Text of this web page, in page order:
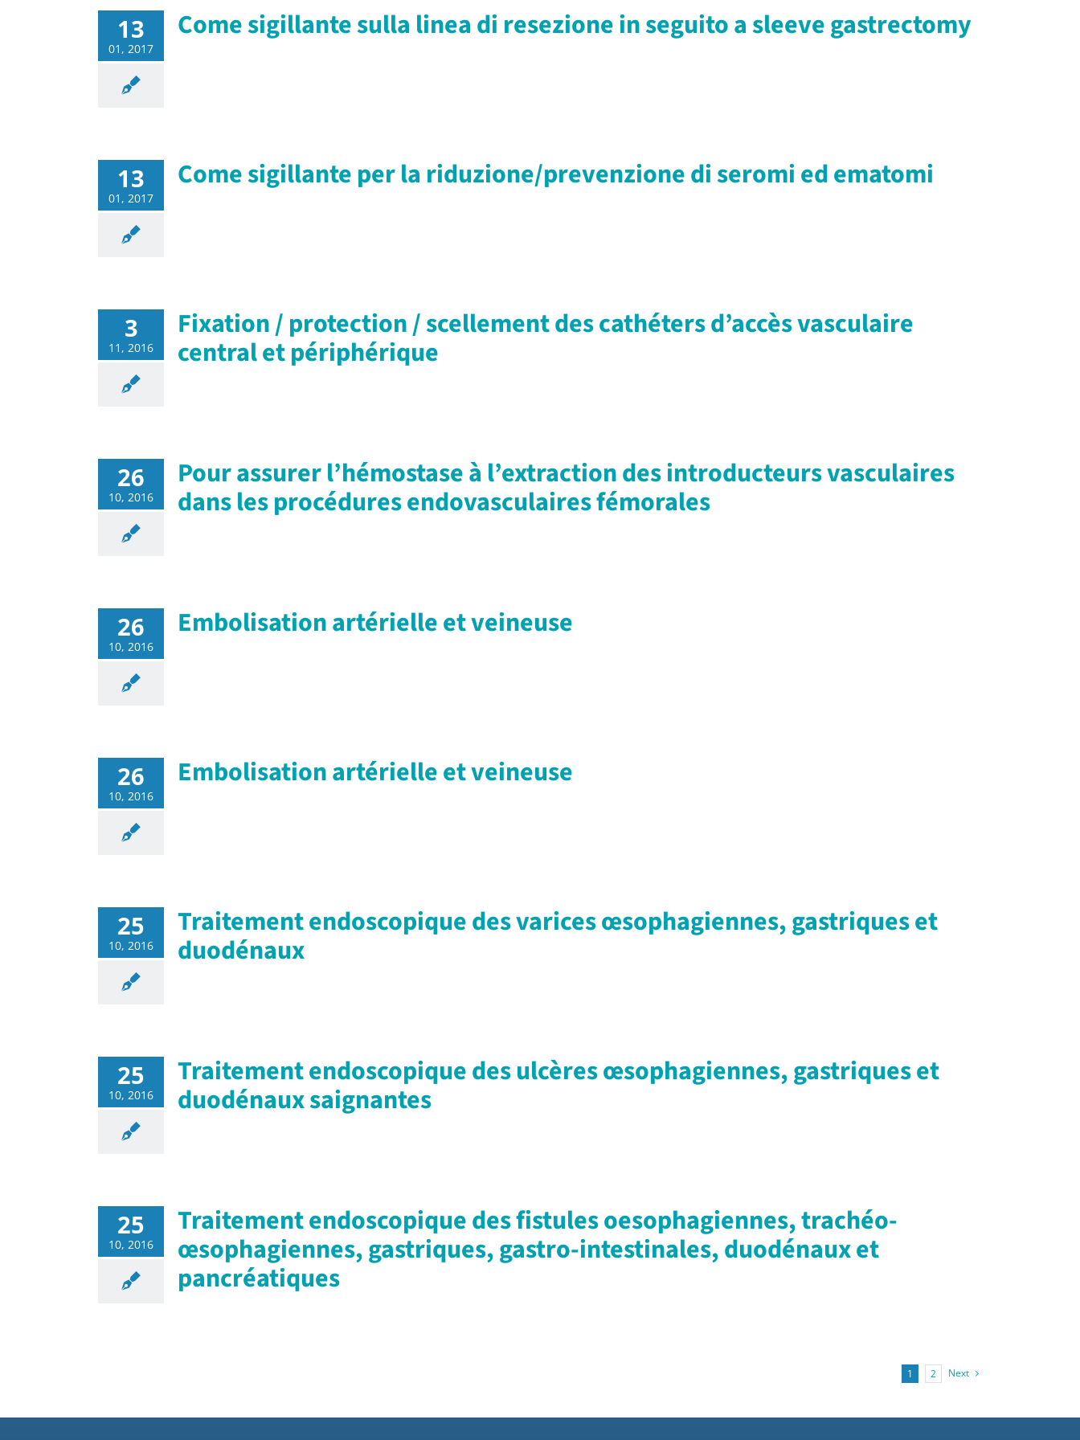
13
01, 2017
Come sigillante sulla linea di resezione in seguito a sleeve gastrectomy
13
01, 2017
Come sigillante per la riduzione/prevenzione di seromi ed ematomi
3
11, 2016
Fixation / protection / scellement des cathéters d’accès vasculaire
central et périphérique
26
10, 2016
Pour assurer l’hémostase à l’extraction des introducteurs vasculaires
dans les procédures endovasculaires fémorales
26
10, 2016
Embolisation artérielle et veineuse
26
10, 2016
Embolisation artérielle et veineuse
25
10, 2016
Traitement endoscopique des varices œsophagiennes, gastriques et
duodénaux
25
10, 2016
Traitement endoscopique des ulcères œsophagiennes, gastriques et
duodénaux saignantes
25
10, 2016
Traitement endoscopique des fistules oesophagiennes, trachéo-
œsophagiennes, gastriques, gastro-intestinales, duodénaux et
pancréatiques
1 2 Next